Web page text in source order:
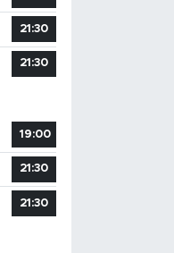
21:30
21:30
19:00
21:30
21:30